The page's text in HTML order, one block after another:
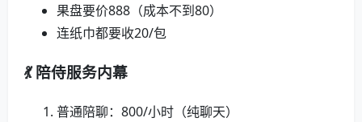
果盘要价888（成本不到80）
连纸巾都要收20/包
💃 陪侍服务内幕
普通陪聊：800/小时（纯聊天）